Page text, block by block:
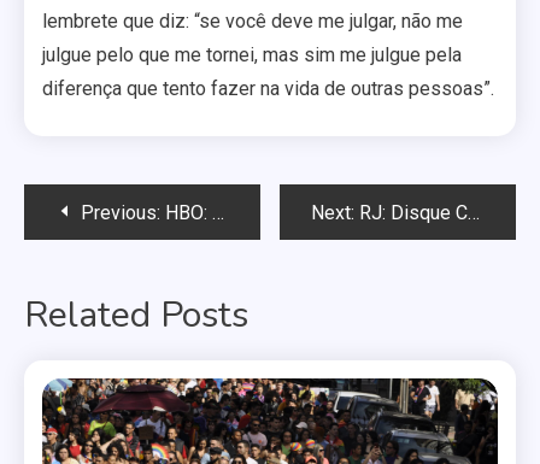
lembrete que diz: “se você deve me julgar, não me
julgue pelo que me tornei, mas sim me julgue pela
diferença que tento fazer na vida de outras pessoas”.
Navegação
Post
Previous: HBO: Estudo demonstra que homofóbicos podem ser gays enrustidos Next: RJ: Disque Cidadania LGBT contrata atendentes
Related Posts